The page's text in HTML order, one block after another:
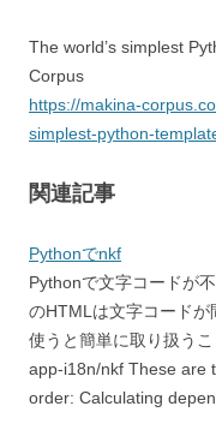
The world’s simplest
Corpus
https://makina-
simplest-python-
関連記事
Pythonでnkf
Pythonで文字コードが
のHTMLは文字コード
使うと簡単に取り扱う
app-i18n/nkf These are
order: Calculating